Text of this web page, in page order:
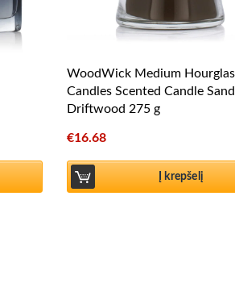
WoodWick Medium
Candles Scented Candle
Driftwood 275 g
€16.68
Į krepšelį